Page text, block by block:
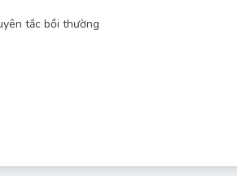
tắc bồi thường
tắc quyền lợi có thể được bảo hiểm: